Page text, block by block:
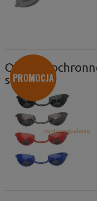
Okulary
solarium
PROMOCJA